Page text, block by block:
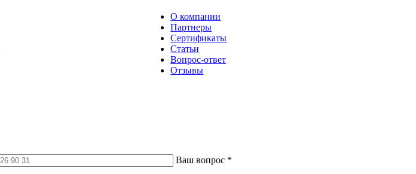
О компании
Партнеры
Сертификаты
Статьи
Вопрос-ответ
Отзывы
Ваш вопрос *